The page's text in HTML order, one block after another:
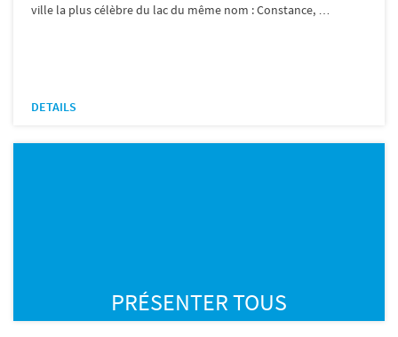
ville la plus célèbre du lac du même nom : Constance, …
DETAILS
PRÉSENTER TOUS